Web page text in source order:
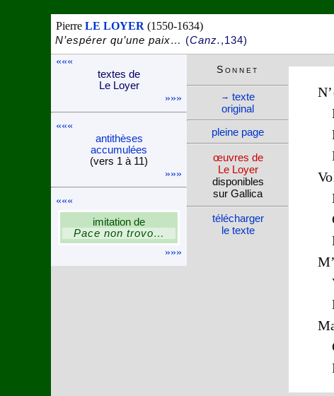
Pierre LE LOYER (1550-1634)
N’espérer qu’une paix… (Canz.,134)
«««
textes de
Le Loyer
»»»
«««
anti­thèses
accu­mu­lées
(vers 1 à 11)
»»»
«««
imi­ta­tion de
Pace non trovo…
»»»
Son­net
→ texte
ori­ginal
pleine page
œuvres de
Le Loyer
dispo­nibles
sur Gallica
télé­charger
le texte